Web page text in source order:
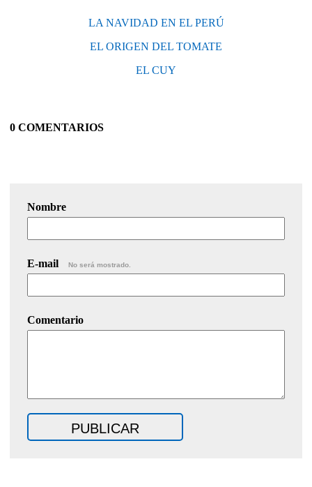
LA NAVIDAD EN EL PERÚ
EL ORIGEN DEL TOMATE
EL CUY
0 COMENTARIOS
Nombre
E-mail No será mostrado.
Comentario